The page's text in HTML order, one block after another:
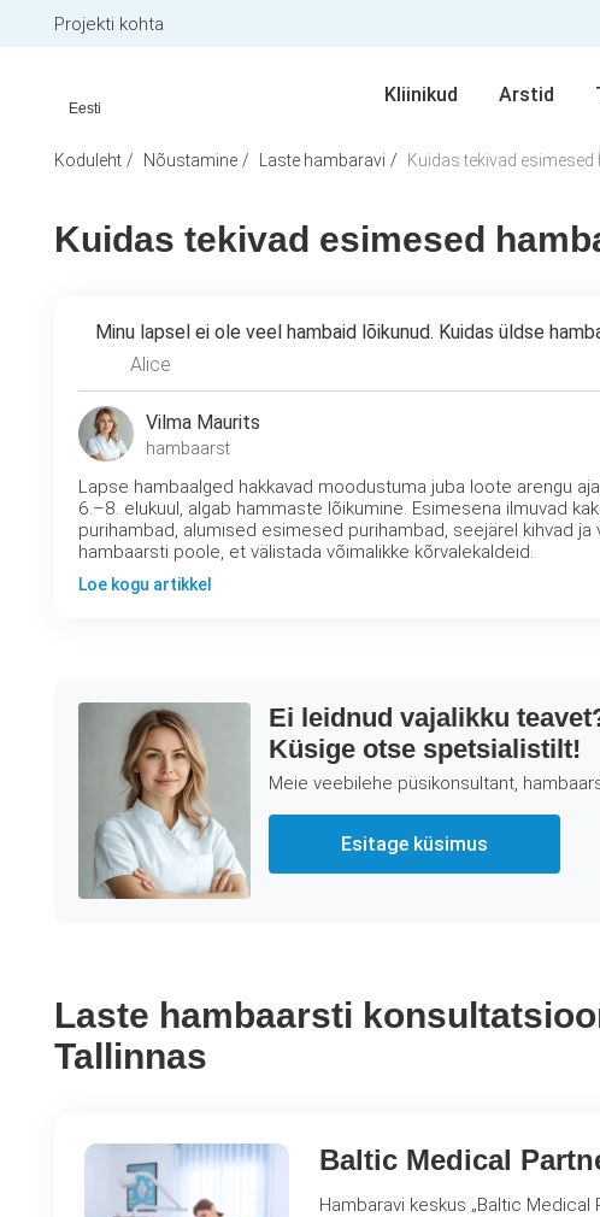
Projekti kohta
Eesti
Kliinikud Arstid
Koduleht Nõustamine Laste hambaravi Kuidas tekivad esimesed
Kuidas tekivad esimesed
Minu lapsel ei ole veel hambaid lõikunud. Kuidas üldse
Alice
Vilma Maurits
hambaarst
Lapse hambaalged hakkavad moodustuma juba loote arengu
6.–8. elukuul, algab hammaste lõikumine. Esimesena ilmuvad
purihambad, alumised esimesed purihambad, seejärel kihvad
hambaarsti poole, et välistada võimalikke kõrvalekaldeid.
Loe kogu artikkel
Ei leidnud vajalikku
Küsige otse spetsialistilt!
Meie veebilehe püsikonsultant,
Esitage küsimus
Laste hambaarsti
Tallinnas
Baltic Medical
Hambaravi keskus „Baltic